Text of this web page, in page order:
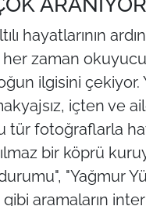
hayatlarının
her zaman
ilgisini çekiyor.
içten ve
tür fotoğraflarla
bir köprü
"Yağmur
gibi aramaların